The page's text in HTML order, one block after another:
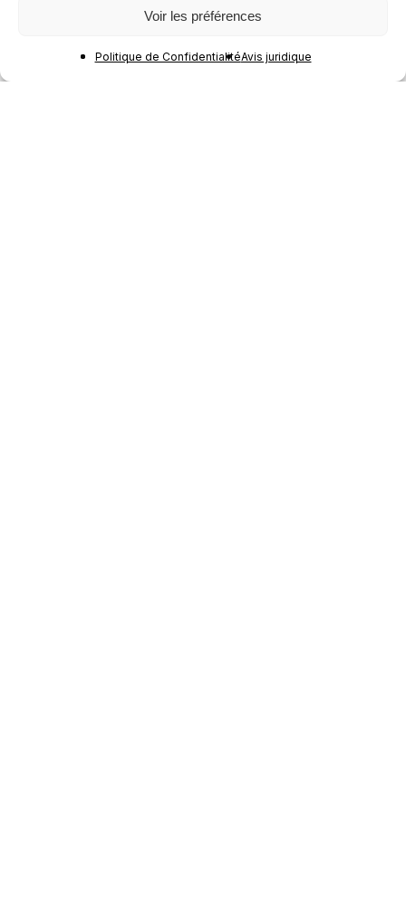
Voir les préférences
Politique de ConfidentialitéAvis juridique